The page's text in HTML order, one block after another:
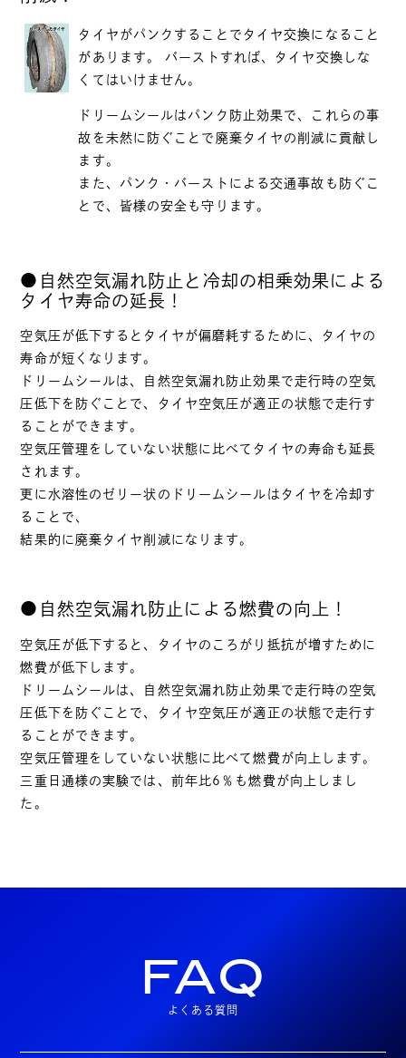
タイヤがパンクすることでタイヤ交換になること
があります。 バーストすれば、タイヤ交換しな
くてはいけません。
ドリームシールはパンク防止効果で、これらの事
故を未然に防ぐことで廃棄タイヤの削減に貢献し
ます。
また、パンク・バーストによる交通事故も防ぐこ
とで、皆様の安全も守ります。
●自然空気漏れ防止と冷却の相乗効果による
タイヤ寿命の延長！
空気圧が低下するとタイヤが偏磨耗するために、タイヤの
寿命が短くなります。
ドリームシールは、自然空気漏れ防止効果で走行時の空気
圧低下を防ぐことで、タイヤ空気圧が適正の状態で走行す
ることができます。
空気圧管理をしていない状態に比べてタイヤの寿命も延長
されます。
更に水溶性のゼリー状のドリームシールはタイヤを冷却す
ることで、
結果的に廃棄タイヤ削減になります。
●自然空気漏れ防止による燃費の向上！
空気圧が低下すると、タイヤのころがり抵抗が増すために
燃費が低下します。
ドリームシールは、自然空気漏れ防止効果で走行時の空気
圧低下を防ぐことで、タイヤ空気圧が適正の状態で走行す
ることができます。
空気圧管理をしていない状態に比べて燃費が向上します。
三重日通様の実験では、前年比6％も燃費が向上しまし
た。
FAQ
よくある質問